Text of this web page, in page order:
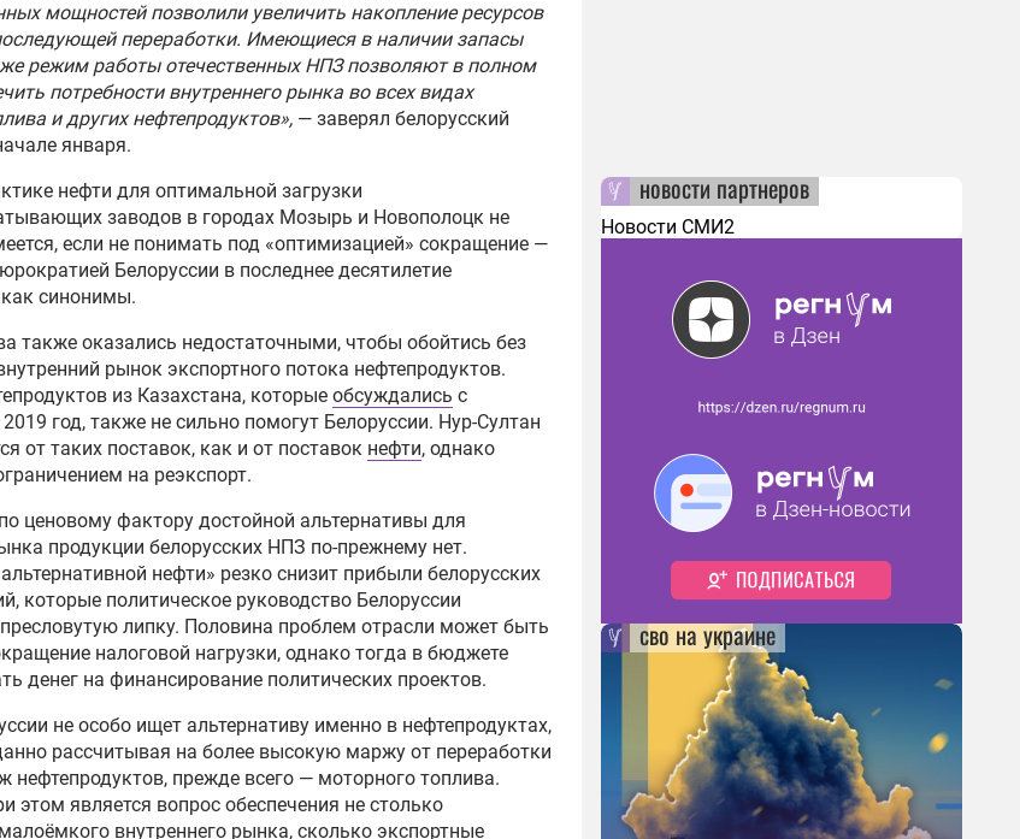
мощностей позволили увеличить накопление ресурсов
переработки. Имеющиеся в наличии запасы
режим работы отечественных НПЗ позволяют в полном
потребности внутреннего рынка во всех видах
и других нефтепродуктов», — заверял белорусский
января.
нефти для оптимальной загрузки
заводов в городах Мозырь и Новополоцк не
если не понимать под «оптимизацией» сокращение —
Белоруссии в последнее десятилетие
синонимы.
также оказались недостаточными, чтобы обойтись без
рынок экспортного потока нефтепродуктов.
из Казахстана, которые обсуждались с
год, также не сильно помогут Белоруссии. Нур-Султан
от таких поставок, как и от поставок нефти, однако
на реэкспорт.
ценовому фактору достойной альтернативы для
продукции белорусских НПЗ по-прежнему нет.
нефти» резко снизит прибыли белорусских
которые политическое руководство Белоруссии
липку. Половина проблем отрасли может быть
налоговой нагрузки, однако тогда в бюджете
денег на финансирование политических проектов.
не особо ищет альтернативу именно в нефтепродуктах,
рассчитывая на более высокую маржу от переработки
нефтепродуктов, прежде всего — моторного топлива.
этом является вопрос обеспечения не столько
внутреннего рынка, сколько экспортные
новости партнеров
Новости СМИ2
сво на украине